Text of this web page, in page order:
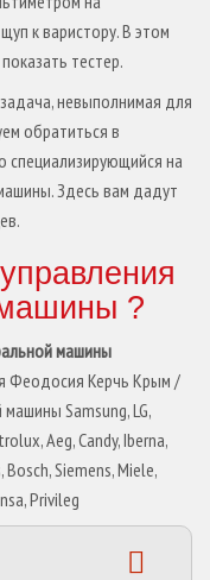
к варистору. В этом
тестер.
невыполнимая для
обратиться в
специализирующийся на
Здесь вам дадут
?
машины
Феодосия Керчь Крым /
Samsung, LG,
Aeg, Candy, Iberna,
Siemens, Miele,
Privileg